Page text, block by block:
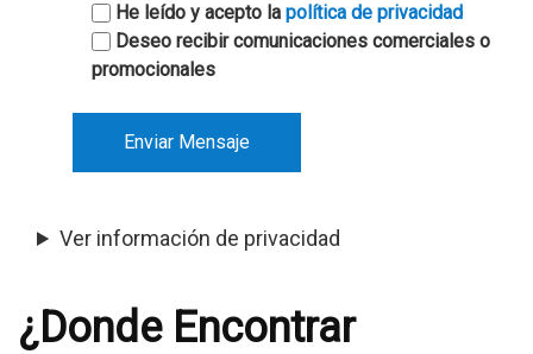
He leído y acepto la política de privacidad
Deseo recibir comunicaciones comerciales o
promocionales
Ver información de privacidad
¿Donde Encontrar